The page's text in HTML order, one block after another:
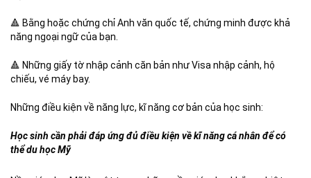
🔺 Bằng hoặc chứng chỉ Anh văn quốc tế, chứng minh được khả
năng ngoại ngữ của bạn.
🔺 Những giấy tờ nhập cảnh căn bản như Visa nhập cảnh, hộ
chiếu, vé máy bay.
Những điều kiện về năng lực, kĩ năng cơ bản của học sinh:
Học sinh cần phải đáp ứng đủ điều kiện về kĩ năng cá nhân để có
thể du học Mỹ